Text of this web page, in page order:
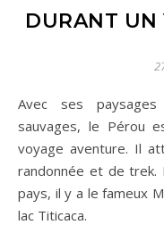
DURANT UN
Avec ses paysages montagneux et ses étendues
sauvages, le Pérou
voyage aventure. Il
randonnée et de trek.
pays, il y a le fameux
lac Titicaca.